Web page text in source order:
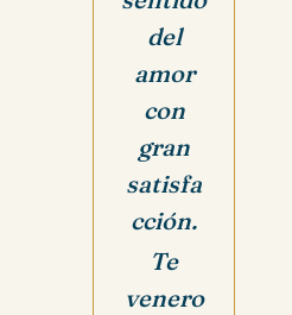
del
amor
con
gran
satisfa
cción.
Te
venero